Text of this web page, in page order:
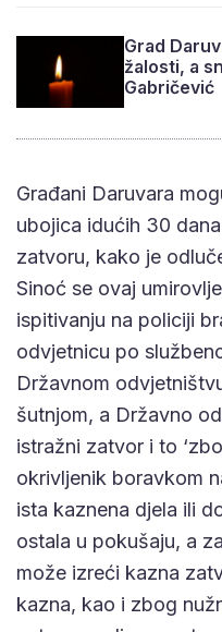
Grad
žalosti, a
Gabričević
Građani Daruvara
ubojica idućih 30
zatvoru, kako je
Sinoć se ovaj
ispitivanju na policiji
odvjetnicu po
Državnom
šutnjom, a Državno
istražni zatvor i to
okrivljenik boravkom
ista kaznena djela ili
ostala u pokušaju, a
može izreći kazna
kazna, kao i zbog